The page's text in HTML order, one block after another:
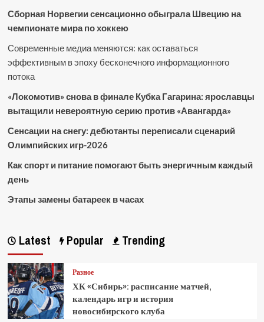
Сборная Норвегии сенсационно обыграла Швецию на
чемпионате мира по хоккею
Современные медиа меняются: как оставаться
эффективным в эпоху бесконечного информационного
потока
«Локомотив» снова в финале Кубка Гагарина: ярославцы
вытащили невероятную серию против «Авангарда»
Сенсации на снегу: дебютанты переписали сценарий
Олимпийских игр-2026
Как спорт и питание помогают быть энергичным каждый
день
Этапы замены батареек в часах
Latest Popular Trending
Разное
ХК «Сибирь»: расписание матчей,
календарь игр и история
новосибирского клуба